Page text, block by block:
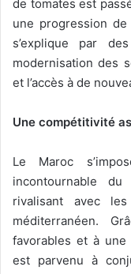
de tomates est
une progression
s’explique par
modernisation des
et l’accès à de
Une compétitivité
Le Maroc
incontournable
rivalisant avec
méditerranéen.
favorables et à une
est parvenu à